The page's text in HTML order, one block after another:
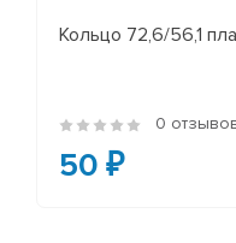
Кольцо 72,6/56,1
0
50 ₽